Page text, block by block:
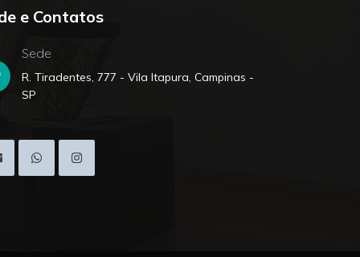
e Contatos
Sede
R. Tiradentes, 777 - Vila Itapura, Campinas -
SP